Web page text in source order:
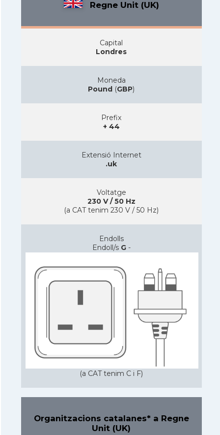
Regne Unit (UK)
Capital
Londres
Moneda
Pound (GBP)
Prefix
+ 44
Extensió Internet
.uk
Voltatge
230 V / 50 Hz
(a CAT tenim 230 V / 50 Hz)
Endolls
Endoll/s G-
(a CAT tenim C i F)
Organitzacions catalanes* a Regne
Unit (UK)